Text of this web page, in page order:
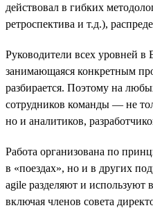
действовал в гибких
ретроспектива и т.д.),
Руководители всех уровней
занимающаяся конкретным
разбирается. Поэтому на
сотрудников команды — не
но и аналитиков,
Работа организована по
в «поездах», но и в других
agile разделяют и используют
включая членов совета